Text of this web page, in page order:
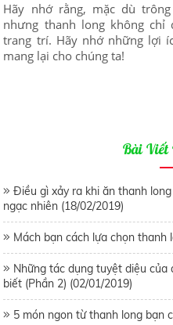
Hãy nhớ rằng, mặc dù
nhưng thanh long không
trang trí. Hãy nhớ những lợi
mang lại cho chúng ta!
Bài Viết
Điều gì xảy ra khi ăn thanh
ngạc nhiên (18/02/2019)
Mách bạn cách lựa chọn thanh
Những tác dụng tuyệt diệu
biết (Phần 2) (02/01/2019)
5 món ngon từ thanh long bạn